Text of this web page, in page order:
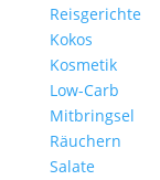
Reisgerichte
Kokos
Kosmetik
Low-Carb
Mitbringsel
Räuchern
Salate